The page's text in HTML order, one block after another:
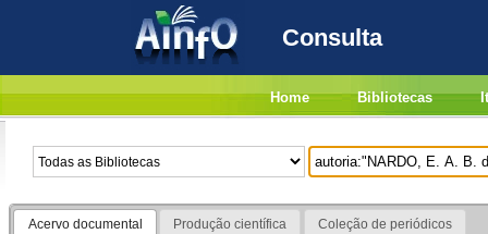
Consulta
Home Bibliotecas
Acervo documental Produção científica Coleção de periódicos